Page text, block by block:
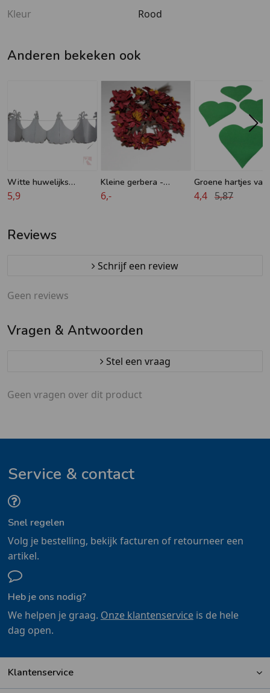
Kleur
Rood
Anderen bekeken ook
Witte huwelijks
slingers met dubbele
5,9
Kleine gerbera -
Accessoires om zelf
6,-
Groene hartjes van
naaldvilt
4,4 5,87
Reviews
Schrijf een review
Geen reviews
Vragen & Antwoorden
Stel een vraag
Geen vragen over dit product
Service & contact
Snel regelen
Volg je bestelling, bekijk facturen of retourneer een
artikel.
Heb je ons nodig?
We helpen je graag. Onze klantenserviceis de hele
dag open.
Klantenservice